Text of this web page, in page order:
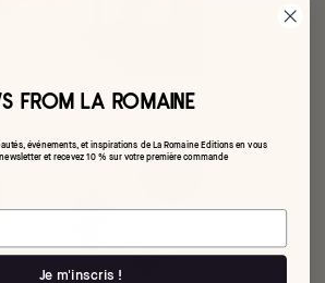
FROM LA ROMAINE
événements, et inspirations de La Romaine Editions en vous
et recevez 10 % sur votre première commande
Je m'inscris !